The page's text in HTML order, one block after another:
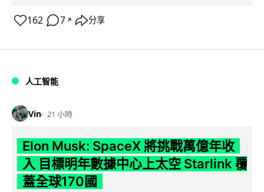
162 7 ↗ 分享
人工智能
Vin 21 小時
Elon Musk: SpaceX 將挑戰萬億年收
入 目標明年數據中心上太空 Starlink 覆
蓋全球170國